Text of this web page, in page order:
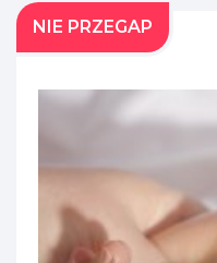
NIE PRZEGAP